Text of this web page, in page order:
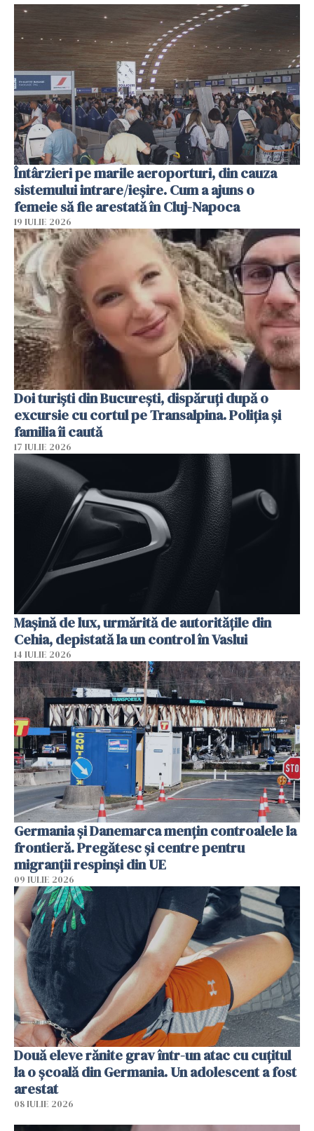
Întârzieri pe marile aeroporturi, din cauza
sistemului intrare/ieșire. Cum a ajuns o
femeie să fie arestată în Cluj-Napoca
19 IULIE 2026
Doi turiști din București, dispăruți după o
excursie cu cortul pe Transalpina. Poliția și
familia îi caută
17 IULIE 2026
Mașină de lux, urmărită de autoritățile din
Cehia, depistată la un control în Vaslui
14 IULIE 2026
Germania și Danemarca mențin controalele la
frontieră. Pregătesc și centre pentru
migranții respinși din UE
09 IULIE 2026
Două eleve rănite grav într-un atac cu cuțitul
la o școală din Germania. Un adolescent a fost
arestat
08 IULIE 2026